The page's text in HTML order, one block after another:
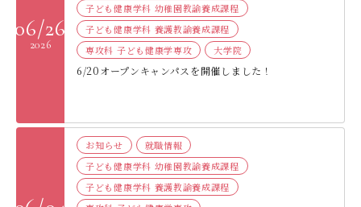
06/26
2026
子ども健康学科 幼稚園教諭養成課程
子ども健康学科 養護教諭養成課程
専攻科 子ども健康学専攻
大学院
6/20オープンキャンパスを開催しました！
お知らせ
就職情報
子ども健康学科 幼稚園教諭養成課程
子ども健康学科 養護教諭養成課程